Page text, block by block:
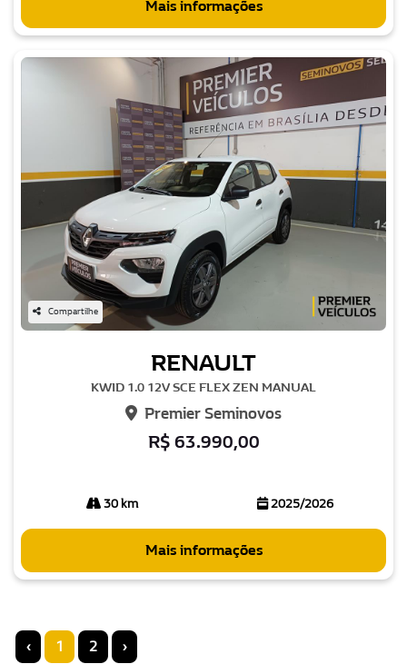
Mais informações
Compartilhe
RENAULT
KWID 1.0 12V SCE FLEX ZEN MANUAL
Premier Seminovos
R$ 63.990,00
30 km 2025/2026
Mais informações
‹ 1 2 ›